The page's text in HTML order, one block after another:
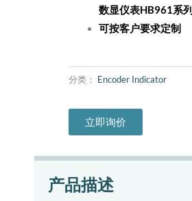
数显仪表HB961系列
可按客户要求定制
分类： Encoder Indicator
立即询价
产品描述